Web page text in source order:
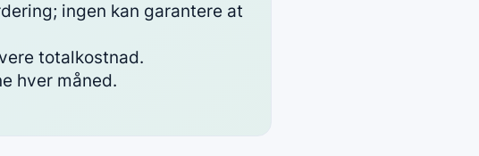
ingen kan garantere at
totalkostnad.
hver måned.